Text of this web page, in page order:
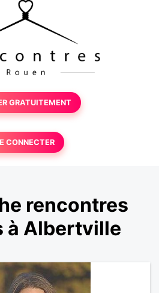
GRATUITEMENT
CONNECTER
rencontres
à Albertville